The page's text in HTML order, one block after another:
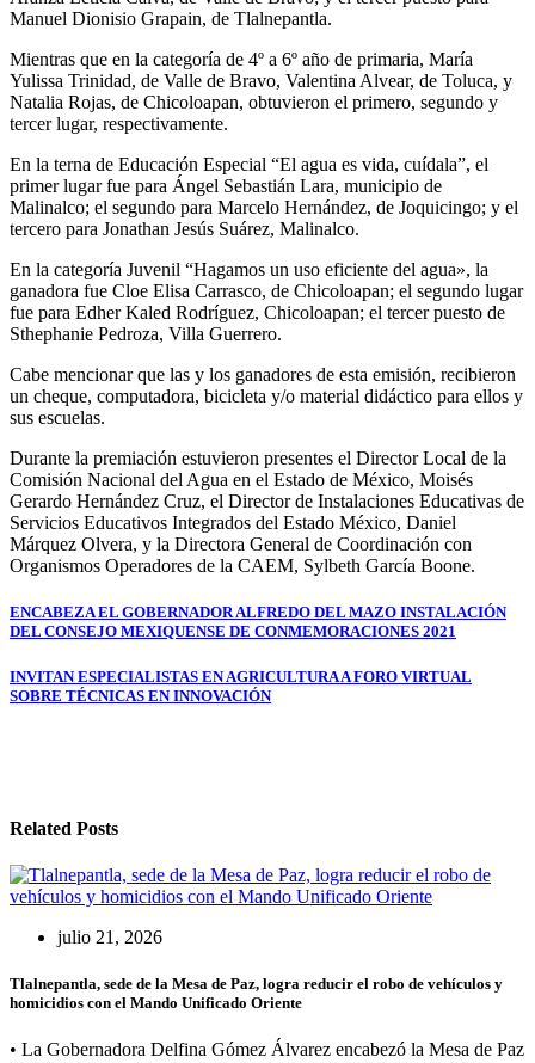
Manuel Dionisio Grapain, de Tlalnepantla.
Mientras que en la categoría de 4º a 6º año de primaria, María
Yulissa Trinidad, de Valle de Bravo, Valentina Alvear, de Toluca, y
Natalia Rojas, de Chicoloapan, obtuvieron el primero, segundo y
tercer lugar, respectivamente.
En la terna de Educación Especial “El agua es vida, cuídala”, el
primer lugar fue para Ángel Sebastián Lara, municipio de
Malinalco; el segundo para Marcelo Hernández, de Joquicingo; y el
tercero para Jonathan Jesús Suárez, Malinalco.
En la categoría Juvenil “Hagamos un uso eficiente del agua», la
ganadora fue Cloe Elisa Carrasco, de Chicoloapan; el segundo lugar
fue para Edher Kaled Rodríguez, Chicoloapan; el tercer puesto de
Sthephanie Pedroza, Villa Guerrero.
Cabe mencionar que las y los ganadores de esta emisión, recibieron
un cheque, computadora, bicicleta y/o material didáctico para ellos y
sus escuelas.
Durante la premiación estuvieron presentes el Director Local de la
Comisión Nacional del Agua en el Estado de México, Moisés
Gerardo Hernández Cruz, el Director de Instalaciones Educativas de
Servicios Educativos Integrados del Estado México, Daniel
Márquez Olvera, y la Directora General de Coordinación con
Organismos Operadores de la CAEM, Sylbeth García Boone.
Navegación
de
entradas
ENCABEZA EL GOBERNADOR ALFREDO DEL MAZO INSTALACIÓN
DEL CONSEJO MEXIQUENSE DE CONMEMORACIONES 2021
INVITAN ESPECIALISTAS EN AGRICULTURA A FORO VIRTUAL
SOBRE TÉCNICAS EN INNOVACIÓN
Related Posts
julio 21, 2026
Tlalnepantla, sede de la Mesa de Paz, logra reducir el robo de vehículos y
homicidios con el Mando Unificado Oriente
• La Gobernadora Delfina Gómez Álvarez encabezó la Mesa de Paz